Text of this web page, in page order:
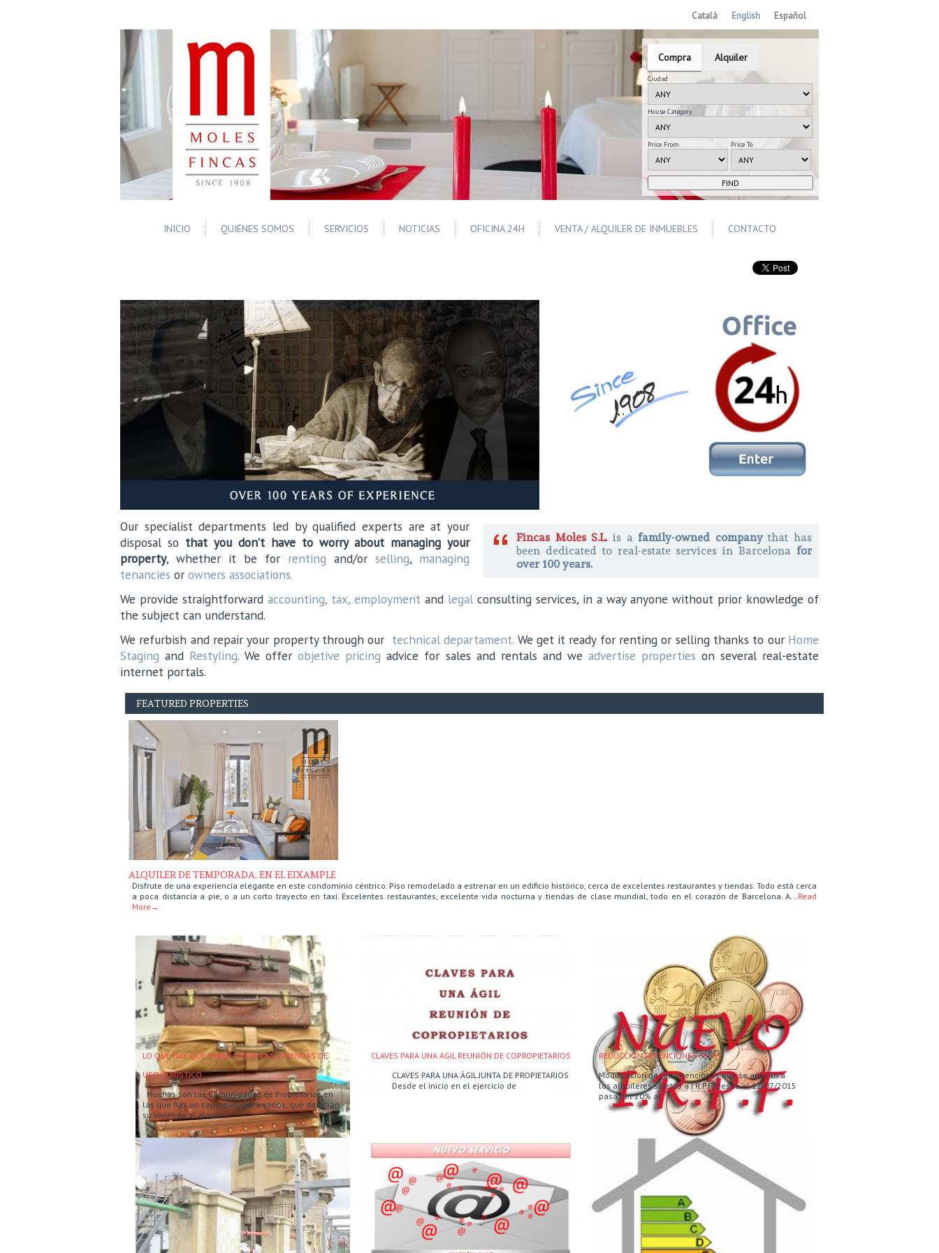
Català English Español
Compra Alquiler
Ciudad
House Category
Price From Price To
INICIO QUIÉNES SOMOS SERVICIOS NOTICIAS OFICINA 24H VENTA / ALQUILER DE INMUEBLES CONTACTO
Fincas Moles S.L. is afamily-owned companythat has
been dedicated to real-estate services in Barcelona for
over 100 years.
Our specialist departments led by qualified experts are at your
disposal so that you don’t have to worry about managing your
property, whether it be for renting and/or selling, managing
tenancies or owners associations.
We provide straightforward accounting, tax, employment and legal consulting services, in a way anyone without prior knowledge of
the subject can understand.
We refurbish and repair your property through our technical departament. We get it ready for renting or selling thanks to our Home
Stagingand Restyling. We offerobjetive pricing advice for sales and rentals and we advertise properties on several real-estate
internet portals.
FEATURED PROPERTIES
ALQUILER DE TEMPORADA, EN EL EIXAMPLE
Disfrute de una experiencia elegante en este condominio céntrico. Piso remodelado a estrenar en un edificio histórico, cerca de excelentes restaurantes y tiendas. Todo está cerca
a poca distancia a pie, o a un corto trayecto en taxi. Excelentes restaurantes, excelente vida nocturna y tiendas de clase mundial, todo en el corazón de Barcelona. A...Read
More→
LO QUE HAY QUE SABER SOBRE LAS VIVIENDAS DE
USO TURÍSTICO
Muchas son las Comunidades de Propietarios en
las que hay un copropietario, o varios, que destinan
su vivienda al alquiler
CLAVES PARA UNA ÁGIL REUNIÓN DE COPROPIETARIOS
CLAVES PARA UNA ÁGIL JUNTA DE PROPIETARIOS
Desde el inicio en el ejercicio de
REDUCCIÓN RETENCIONES I.R.PF.
Modificación de las retenciones que se aplican a
los alquileres sujetos a I.R.P.F. Desde el 12/07/2015
pasa del 20% al